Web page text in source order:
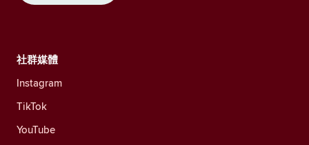
社群媒體
Instagram
TikTok
YouTube